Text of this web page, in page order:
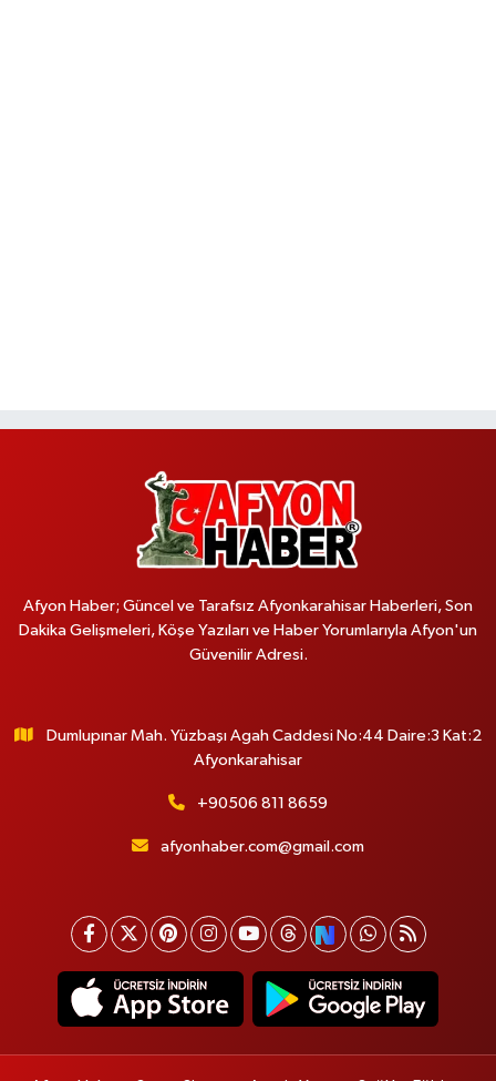
Afyon Haber; Güncel ve Tarafsız Afyonkarahisar Haberleri, Son
Dakika Gelişmeleri, Köşe Yazıları ve Haber Yorumlarıyla Afyon'un
Güvenilir Adresi.
Dumlupınar Mah. Yüzbaşı Agah Caddesi No:44 Daire:3 Kat:2
Afyonkarahisar
+90506 811 8659
afyonhaber.com@gmail.com